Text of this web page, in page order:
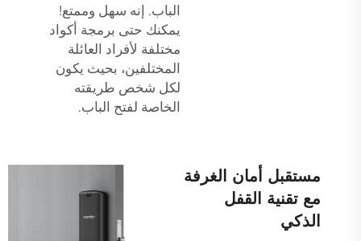
الباب. إنه سهل وممتع!
يمكنك حتى برمجة أكواد
مختلفة لأفراد العائلة
المختلفين، بحيث يكون
لكل شخص طريقته
الخاصة لفتح الباب.
مستقبل أمان الغرفة
مع تقنية القفل
الذكي